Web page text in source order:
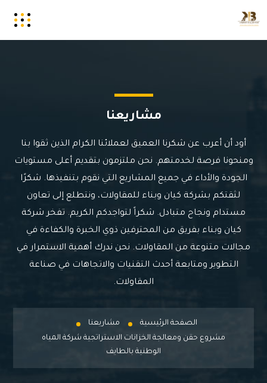
مشاريعنا
أود أن أعرب عن شكرنا العميق لعملائنا الكرام الذين ثقوا بنا
ومنحونا فرصة لخدمتهم. نحن ملتزمون بتقديم أعلى مستويات
الجودة والأداء في جميع المشاريع التي نقوم بتنفيذها. شكرًا
لثقتكم بشركة كيان وبناء للمقاولات، ونتطلع إلى تعاون
مستدام ونجاح متبادل. شكراً لتواجدكم الكريم. تفخر شركة
كيان وبناء بفريق من المحترفين ذوي الخبرة والكفاءة في
مجالات متنوعة من المقاولات. نحن ندرك أهمية الاستمرار في
التطوير ومتابعة أحدث التقنيات والاتجاهات في صناعة
المقاولات.
الصفحة الرئيسية
مشاريعنا
مشروع حقن ومعالجة الخزانات الاستراتجية شركة المياه
الوطنية بالطايف